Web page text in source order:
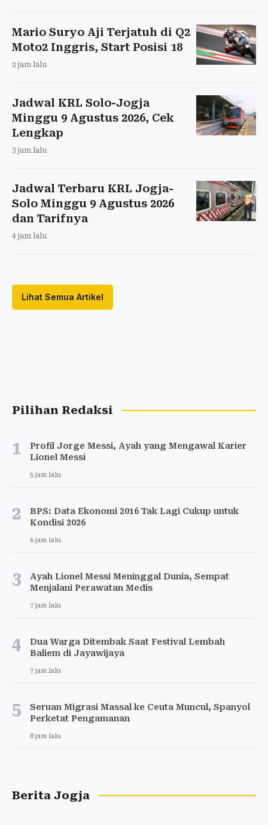
Mario Suryo Aji Terjatuh di Q2
Moto2 Inggris, Start Posisi 18
2 jam lalu
Jadwal KRL Solo-Jogja
Minggu 9 Agustus 2026, Cek
Lengkap
3 jam lalu
Jadwal Terbaru KRL Jogja-
Solo Minggu 9 Agustus 2026
dan Tarifnya
4 jam lalu
Lihat Semua Artikel
Pilihan Redaksi
1
Profil Jorge Messi, Ayah yang Mengawal Karier
Lionel Messi
5 jam lalu
2
BPS: Data Ekonomi 2016 Tak Lagi Cukup untuk
Kondisi 2026
6 jam lalu
3
Ayah Lionel Messi Meninggal Dunia, Sempat
Menjalani Perawatan Medis
7 jam lalu
4
Dua Warga Ditembak Saat Festival Lembah
Baliem di Jayawijaya
7 jam lalu
5
Seruan Migrasi Massal ke Ceuta Muncul, Spanyol
Perketat Pengamanan
8 jam lalu
Berita Jogja